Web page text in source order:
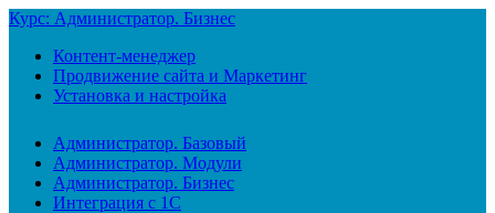
Курс: Администратор. Бизнес
Контент-менеджер
Продвижение сайта и Маркетинг
Установка и настройка
Администратор. Базовый
Администратор. Модули
Администратор. Бизнес
Интеграция с 1С